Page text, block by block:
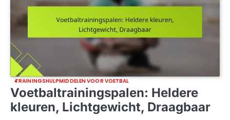
TRAININGSHULPMIDDELEN VOOR VOETBAL
Voetbaltrainingspalen: Heldere
kleuren, Lichtgewicht, Draagbaar